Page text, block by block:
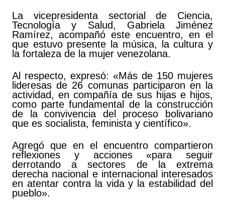
La vicepresidenta sectorial de Ciencia,
Tecnología y Salud, Gabriela Jiménez
Ramírez, acompañó este encuentro, en el
que estuvo presente la música, la cultura y
la fortaleza de la mujer venezolana.
Al respecto, expresó: «Más de 150 mujeres
lideresas de 26 comunas participaron en la
actividad, en compañía de sus hijas e hijos,
como parte fundamental de la construcción
de la convivencia del proceso bolivariano
que es socialista, feminista y científico».
Agregó que en el encuentro compartieron
reflexiones y acciones «para seguir
derrotando a sectores de la extrema
derecha nacional e internacional interesados
en atentar contra la vida y la estabilidad del
pueblo».